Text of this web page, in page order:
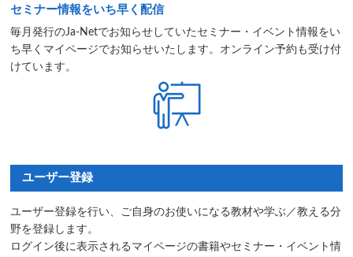
セミナー情報をいち早く配信
毎月発行のJa-Netでお知らせしていたセミナー・イベント情報をい
ち早くマイページでお知らせいたします。オンライン予約も受け付
けています。
ユーザー登録
ユーザー登録を行い、ご自身のお使いになる教材や学ぶ／教える分
野を登録します。
ログイン後に表示されるマイページの書籍やセミナー・イベント情